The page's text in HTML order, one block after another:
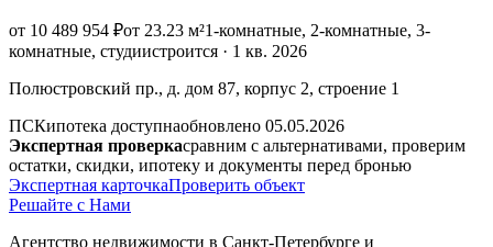
от 10 489 954 ₽от 23.23 м²1-комнатные, 2-комнатные, 3-
комнатные, студиистроится · 1 кв. 2026
Полюстровский пр., д. дом 87, корпус 2, строение 1
ПСКипотека доступнаобновлено 05.05.2026
Экспертная проверкасравним с альтернативами, проверим
остатки, скидки, ипотеку и документы перед бронью
Экспертная карточкаПроверить объект
Решайте с Нами
Агентство недвижимости в Санкт-Петербурге и